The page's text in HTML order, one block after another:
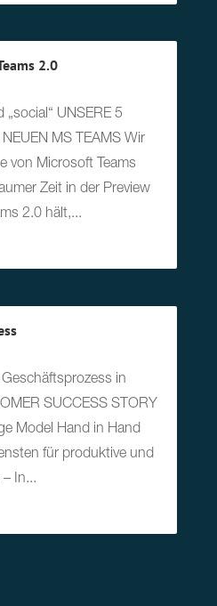
2.0
UNSERE 5
MS TEAMS Wir
von Microsoft Teams
Zeit in der Preview
2.0 hält,...
in
SUCCESS STORY
Model Hand in Hand
für produktive und
In...